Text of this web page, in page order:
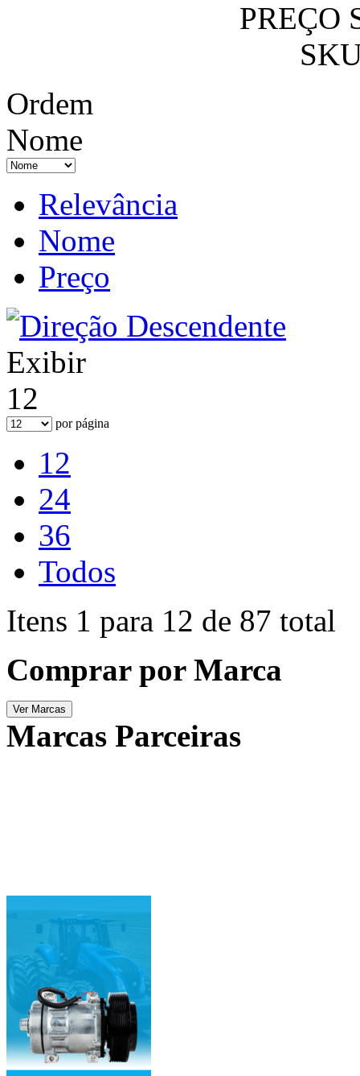
PREÇO
Ordem
Nome
Relevância
Nome
Preço
Exibir
12
por página
12
24
36
Todos
Itens 1 para 12 de 87 total
Comprar por Marca
Ver Marcas
Marcas Parceiras